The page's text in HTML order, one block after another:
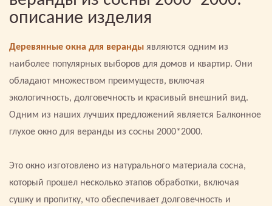
описание изделия
Деревянные окна для веранды являются одним из
наиболее популярных выборов для домов и квартир. Они
обладают множеством преимуществ, включая
экологичность, долговечность и красивый внешний вид.
Одним из наших лучших предложений является Балконное
глухое окно для веранды из сосны 2000*2000.
Это окно изготовлено из натурального материала сосна,
который прошел несколько этапов обработки, включая
сушку и пропитку, что обеспечивает долговечность и